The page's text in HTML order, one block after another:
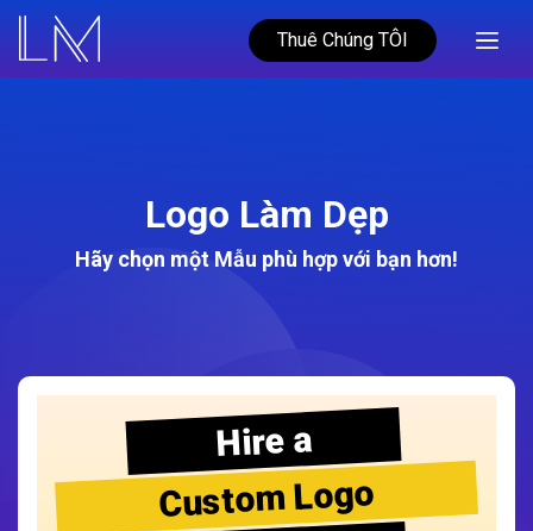
Thuê Chúng TÔI
Logo Làm Dẹp
Hãy chọn một Mẫu phù hợp với bạn hơn!
Hire a
Custom Logo